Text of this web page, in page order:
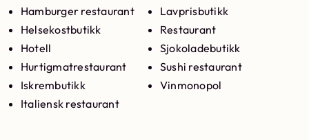
Hamburger restaurant
Helsekostbutikk
Hotell
Hurtigmatrestaurant
Iskrembutikk
Italiensk restaurant
Lavprisbutikk
Restaurant
Sjokoladebutikk
Sushi restaurant
Vinmonopol